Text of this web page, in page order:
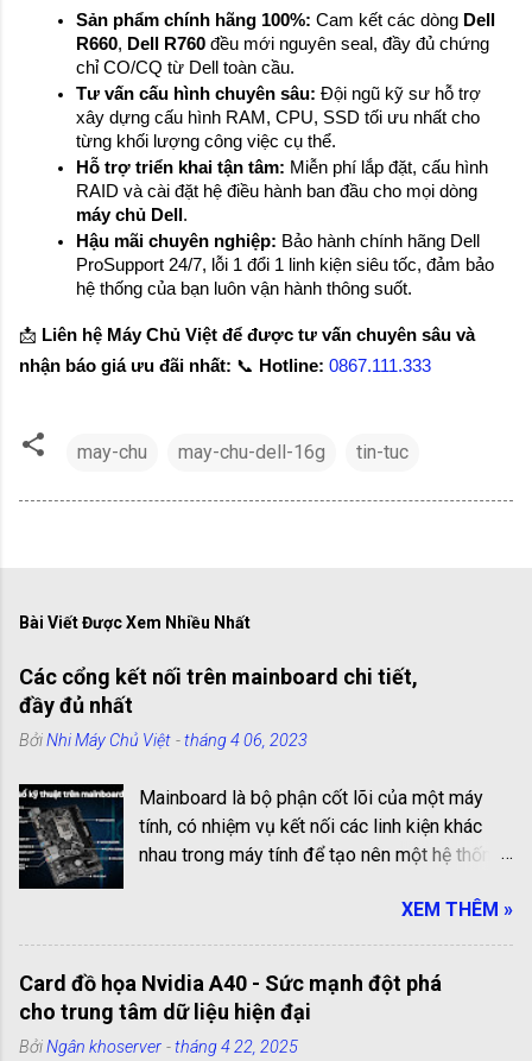
Sản phẩm chính hãng 100%: Cam kết các dòng Dell
R660, Dell R760 đều mới nguyên seal, đầy đủ chứng
chỉ CO/CQ từ Dell toàn cầu.
Tư vấn cấu hình chuyên sâu: Đội ngũ kỹ sư hỗ trợ
xây dựng cấu hình RAM, CPU, SSD tối ưu nhất cho
từng khối lượng công việc cụ thể.
Hỗ trợ triển khai tận tâm: Miễn phí lắp đặt, cấu hình
máy chủ Dell .
Hậu mãi chuyên nghiệp: Bảo hành chính hãng Dell
ProSupport 24/7, lỗi 1 đổi 1 linh kiện siêu tốc, đảm bảo
hệ thống của bạn luôn vận hành thông suốt.
📩 Liên hệ Máy Chủ Việt để được tư vấn chuyên sâu và
nhận báo giá ưu đãi nhất: 📞 Hotline: 0867.111.333
may-chu may-chu-dell-16g tin-tuc
Bài Viết Được Xem Nhiều Nhất
Các cổng kết nối trên mainboard chi tiết,
đầy đủ nhất
BởiNhi Máy Chủ Việt -tháng 4 06, 2023
Mainboard là bộ phận cốt lõi của một máy
tính, có nhiệm vụ kết nối các linh kiện khác
nhau trong máy tính để tạo nên một hệ thống
mainboard là những cổng truyền thông giúp
kết nối các linh kiện với nhau. Chúng có vai trò
quan trọng trong việc kết nối và truyền tải dữ
liệu giữa các linh kiện bên trong máy tính.
Trong bài viết này, chúng ta sẽ cùng tìm hiểu
chi tiết và đầy đủ nhất về các cổng kết nối
XEM THÊM »
Card đồ họa Nvidia A40 - Sức mạnh đột phá
cho trung tâm dữ liệu hiện đại
BởiNgân khoserver -tháng 4 22, 2025